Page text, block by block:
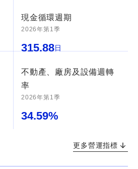
現金循環週期
2026年第1季
315.88日
不動產、廠房及設備週轉
率
2026年第1季
34.59%
更多營運指標